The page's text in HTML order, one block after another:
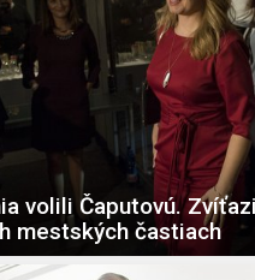
volili Čaputovú.
mestských častiach